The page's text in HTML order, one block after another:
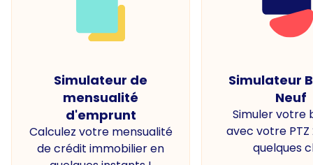
Simulateur de
mensualité
d'emprunt
Calculez votre mensualité
de crédit immobilier en
Simulateur
Neuf
Simuler votre
avec votre PTZ
quelques